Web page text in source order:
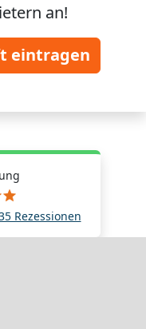
an!
eintragen
Rezessionen